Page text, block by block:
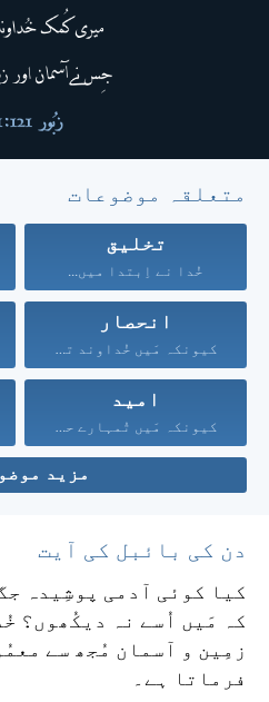
متعلقہ موضوعات
تخلیق
خُدا نے اِبتدا میں...
انحصار
کیونکہ مَیں خُداوند تیرا...
امید
کیونکہ مَیں تُمہارے حق...
مزید
دن کی بائبل کی آیت
کیا کوئی آدمی پوشِیدہ
کہ مَیں اُسے نہ دیکُھوں؟
زمِین و آسمان مُجھ سے
فرماتا ہے۔